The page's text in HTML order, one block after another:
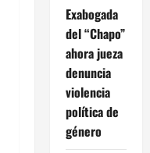
Exabogada
del “Chapo”
ahora jueza
denuncia
violencia
política de
género